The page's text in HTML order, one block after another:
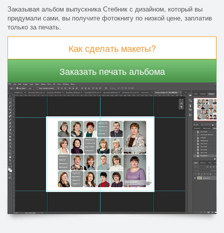
Заказывая альбом выпускника Стебник с дизайном, который вы
придумали сами, вы получите фотокнигу по низкой цене, заплатив
только за печать.
Как сделать макеты?
Заказать печать альбома